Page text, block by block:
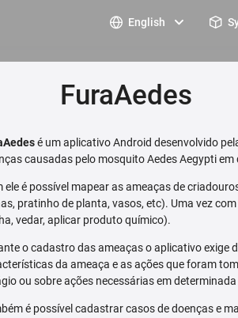
English
FuraAedes
é um aplicativo Android desenvolvido
causadas pelo mosquito Aedes Aegypti
ele é possível mapear as ameaças de
pratinho de planta, vasos, etc). Uma vez
vedar, aplicar produto químico).
o cadastro das ameaças o aplicativo exige
da ameaça e as ações que foram
ou sobre ações necessárias em
é possível cadastrar casos de doenças e